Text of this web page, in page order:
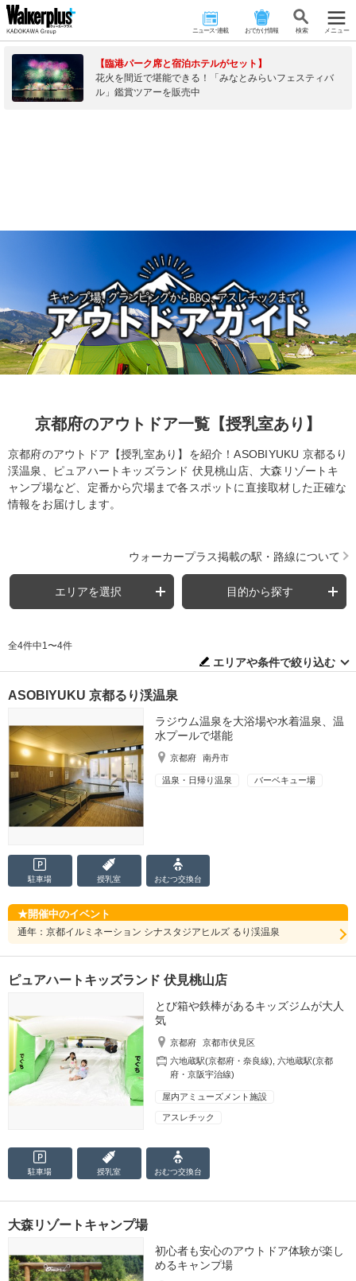
ニュース･連載 おでかけ情報 検 索 メニュー
【臨港パーク席と宿泊ホテルがセット】
花火を間近で堪能できる！「みなとみらいフェスティバ
ル」鑑賞ツアーを販売中
京都府のアウトドア一覧【授乳室あり】
京都府のアウトドア【授乳室あり】を紹介！ASOBIYUKU 京都るり
渓温泉、ピュアハートキッズランド 伏見桃山店、大森リゾートキ
ャンプ場など、定番から穴場まで各スポットに直接取材した正確な
情報をお届けします。
ウォーカープラス掲載の駅・路線について
エリアを選択 目的から探す
全4件中1〜4件
エリアや条件で絞り込む
ASOBIYUKU 京都るり渓温泉
ラジウム温泉を大浴場や水着温泉、温
水プールで堪能
京都府 南丹市
温泉・日帰り温泉 バーベキュー場
駐車場 授乳室 おむつ交換台
開催中のイベント
通年：京都イルミネーション シナスタジアヒルズ るり渓温泉
ピュアハートキッズランド 伏見桃山店
とび箱や鉄棒があるキッズジムが大人
気
京都府
京都市伏見区
六地蔵駅(京都府・奈良線) ,六地蔵駅(京都
府・京阪宇治線)
屋内アミューズメント施設
アスレチック
駐車場 授乳室 おむつ交換台
大森リゾートキャンプ場
初心者も安心のアウトドア体験が楽し
めるキャンプ場